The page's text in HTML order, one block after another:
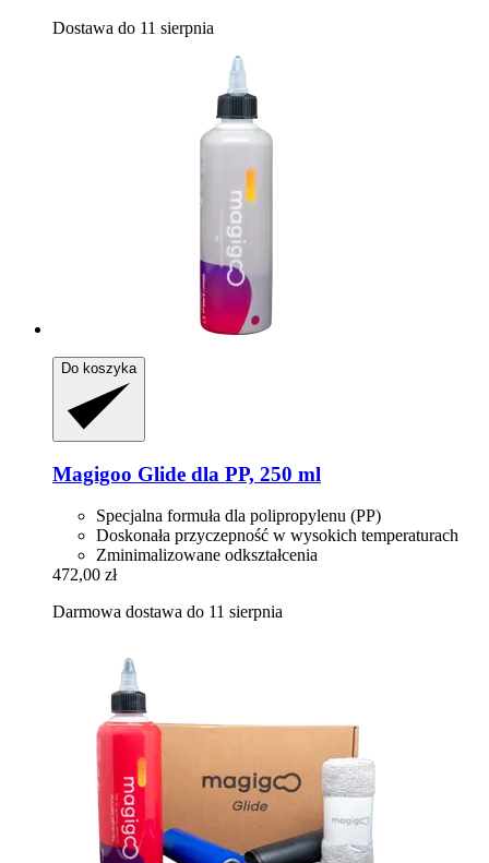
Dostawa do 11 sierpnia
Do koszyka
Magigoo Glide dla PP, 250 ml
Specjalna formuła dla polipropylenu (PP)
Doskonała przyczepność w wysokich temperaturach
Zminimalizowane odkształcenia
472,00 zł
Darmowa dostawa do 11 sierpnia